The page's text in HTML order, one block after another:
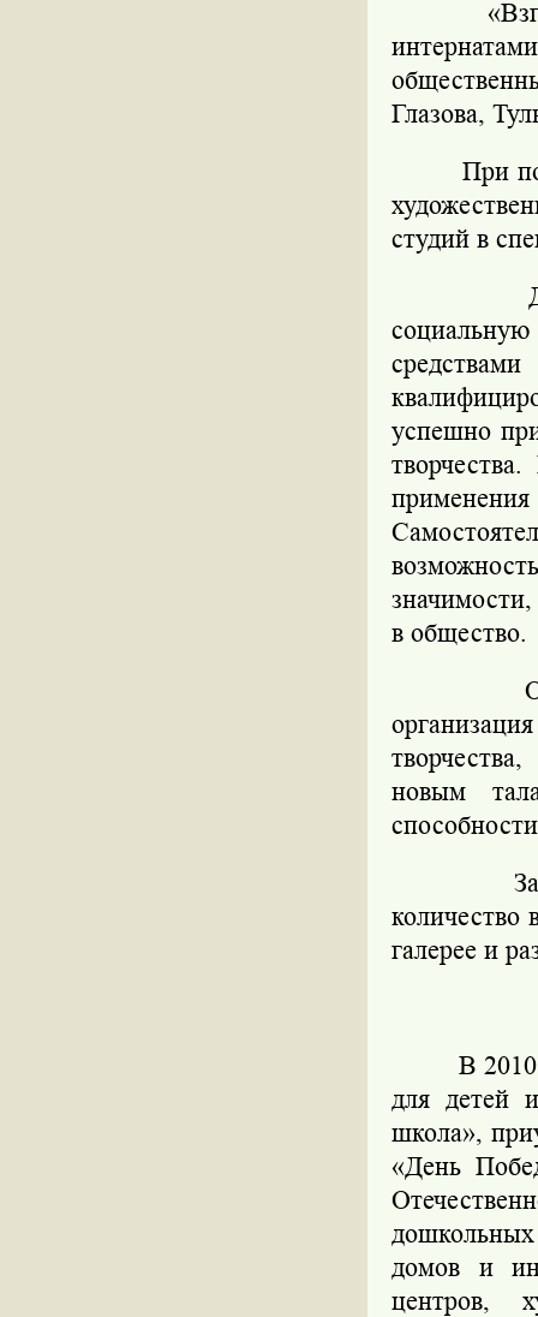
Глазова,
При
студий в
успешно
в общество.
новым
количество
галерее и
В
для детей
школа»,
«День
дошкольных
домов и
центров,